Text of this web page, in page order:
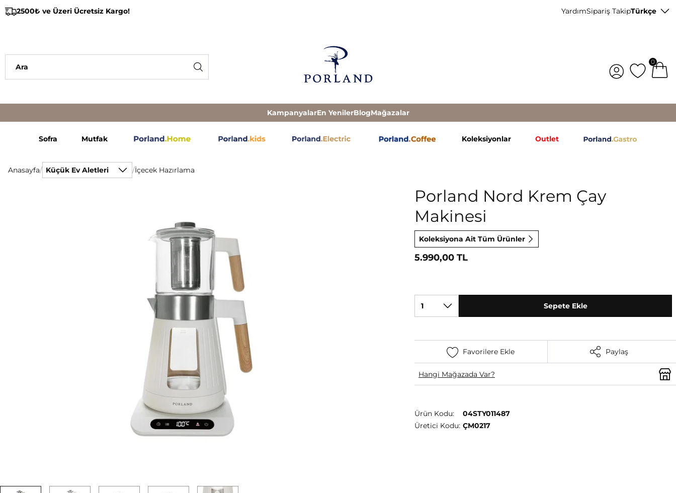
2500₺ ve Üzeri Ücretsiz Kargo! YardımSipariş TakipTürkçe
0
KampanyalarEn YenilerBlogMağazalar
Sofra Mutfak Koleksiyonlar Outlet
Anasayfa/ Küçük Ev Aletleri /İçecek Hazırlama
Porland Nord Krem Çay
Makinesi
Koleksiyona Ait Tüm Ürünler
5.990,00 TL
1 Sepete Ekle
Favorilere Ekle Paylaş
Hangi Mağazada Var?
Ürün Kodu:
04STY011487
Üretici Kodu: ÇM0217